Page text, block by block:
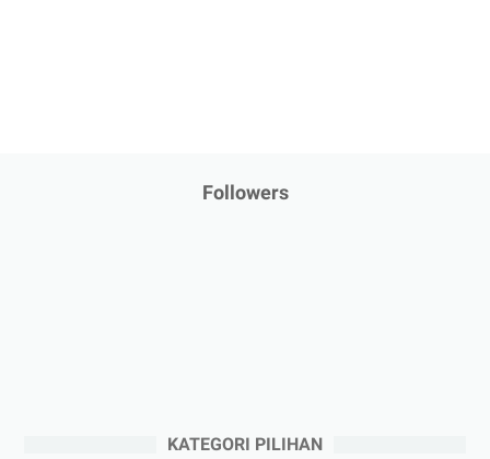
Followers
KATEGORI PILIHAN